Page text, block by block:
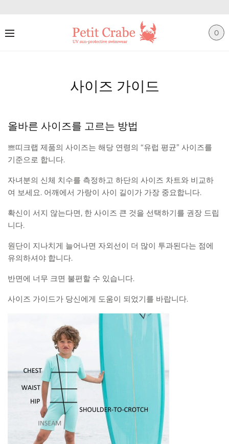
0
사이즈 가이드
올바른 사이즈를 고르는 방법
쁘띠크랩 제품의 사이즈는 해당 연령의 “유럽 평균” 사이즈를
기준으로 합니다.
자녀분의 신체 치수를 측정하고 하단의 사이즈 차트와 비교하
여 보세요. 어깨에서 가랑이 사이 길이가 가장 중요합니다.
확신이 서지 않는다면, 한 사이즈 큰 것을 선택하기를 권장 드립
니다.
원단이 지나치게 늘어나면 자외선이 더 많이 투과된다는 점에
유의하셔야 합니다.
반면에 너무 크면 불편할 수 있습니다.
사이즈 가이드가 당신에게 도움이 되었기를 바랍니다.